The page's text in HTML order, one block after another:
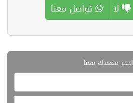
لا تواصل معنا
احجز مقعدك معنا